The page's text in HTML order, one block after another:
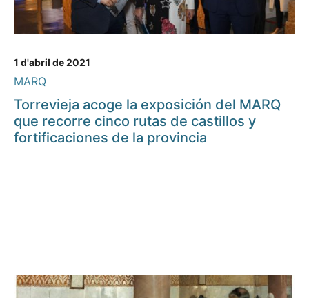
1 d'abril de 2021
MARQ
Torrevieja acoge la exposición del MARQ
que recorre cinco rutas de castillos y
fortificaciones de la provincia